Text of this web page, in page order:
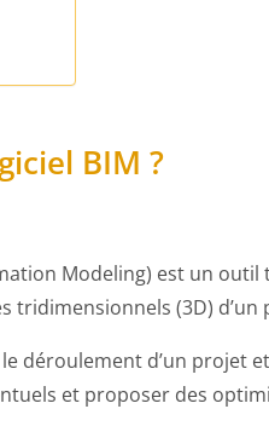
BIM ?
Modeling) est un
tridimensionnels (3D)
déroulement d’un projet
et proposer des